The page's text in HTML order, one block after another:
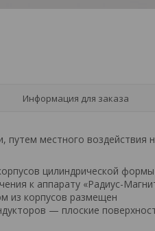
Информация для заказа
путем местного воздействия
цилиндрической
к аппарату «Радиус-
из корпусов размещен
— плоские